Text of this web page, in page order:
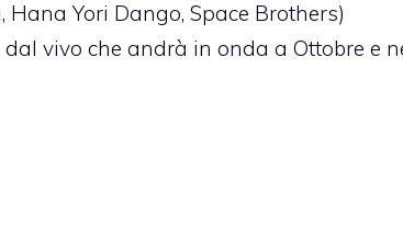
Yori Dango, Space Brothers)
vivo che andrà in onda a Ottobre e